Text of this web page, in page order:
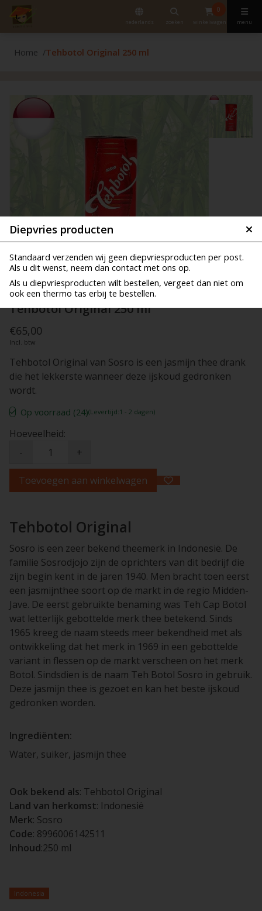
nederlands zoeken
0
winkelwagen menu
Diepvries producten
Standaard verzenden wij geen diepvriesproducten per post.
Als u dit wenst, neem dan contact met ons op.
Als u diepvriesproducten wilt bestellen, vergeet dan niet om
ook een thermo tas erbij te bestellen.
Home Tehbotol Original 250 ml
Tehbotol Original 250 ml
€65,00
Incl. btw
Tehbotol Original van Sosro is een jasmijn thee drank
die het lekkerste wanneer deze ijskoud gedronken
wordt.
Op voorraad (24)(Levertijd:1 - 2 dagen)
Hoeveelheid:
-
+
Toevoegen aan winkelwagen
Tehbotol Original
Sosro is een zeer bekend theemerk in Indonesië. De
familie Sosrodjojo zijn de oprichters van dit bedrijf die
zijn begin kent in de jaren 1940. Men bracht toen eerst
een jasmijnthee soort op de markt in de regio Midden-
Jave. De eerst gebruikte benaming was Teh Cap Botol
wat letterlijk gebottelde merk thee betekend. Sinds
1965 kreeg de naam steeds meer bekendheid met als
ontwikkeling dat het merk in 1969 in een gebottelde
variant in flessen op de markt verscheen on het merk
Botol. Sindsdien is de naam Teh Botol Sosro in gebruik.
Deze jasmijn thee is gezoet en kan het beste ijskoud
gedronken worden.
Ingrediënten:
Water, suiker, jasmijn thee
Ook bekend als: Tehbotol Original
Land van herkomst: Indonesië
Merk: Sosro
Code: 8996006142511
Inhoud:250 ml
Indonesia